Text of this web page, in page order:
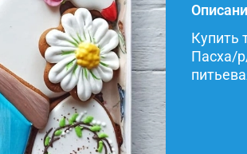
Купить
Пасха/